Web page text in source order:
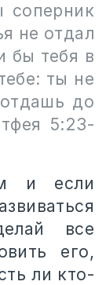
не отдал
бы тебя в
ты не
до
5:23-
и если
все
его,
ли кто-